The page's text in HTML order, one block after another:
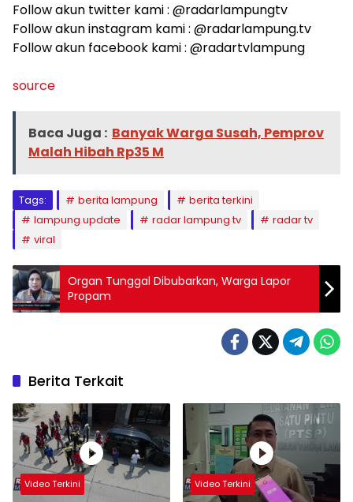
Follow akun twitter kami : @radarlampungtv
Follow akun instagram kami : @radarlampung.tv
Follow akun facebook kami : @radartvlampung
source
Baca Juga : Banyak Warga Susah, Pemprov
Malah Hibah Rp35 M
Tags: berita lampung
berita terkini
lampung update
radar lampung tv
radar tv
viral
Organ Tunggal Dibubarkan, Warga Lapor
Propam
Berita Terkait
Video Terkini Video Terkini